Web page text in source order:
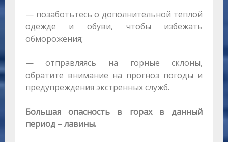
— позаботьтесь о дополнительной теплой
одежде и обуви, чтобы избежать
обморожения;
— отправляясь на горные склоны,
обратите внимание на прогноз погоды и
предупреждения экстренных служб.
Большая опасность в горах в данный
период – лавины.